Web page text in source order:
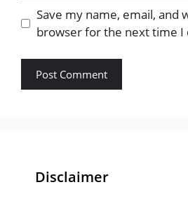
Save my name, email, and
browser for the next time I
Disclaimer